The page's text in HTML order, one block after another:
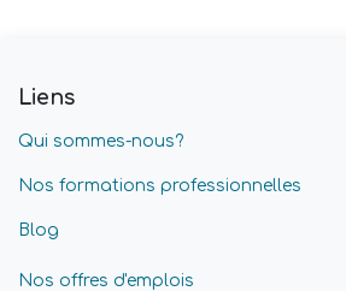
Liens
Qui sommes-nous?
Nos formations professionnelles
Blog
Nos offres d'emplois